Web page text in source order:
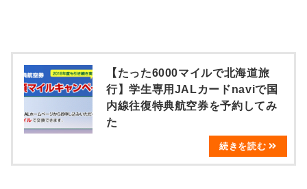
【たった6000マイルで北海道旅
行】学生専用JALカードnaviで国
内線往復特典航空券を予約してみ
た